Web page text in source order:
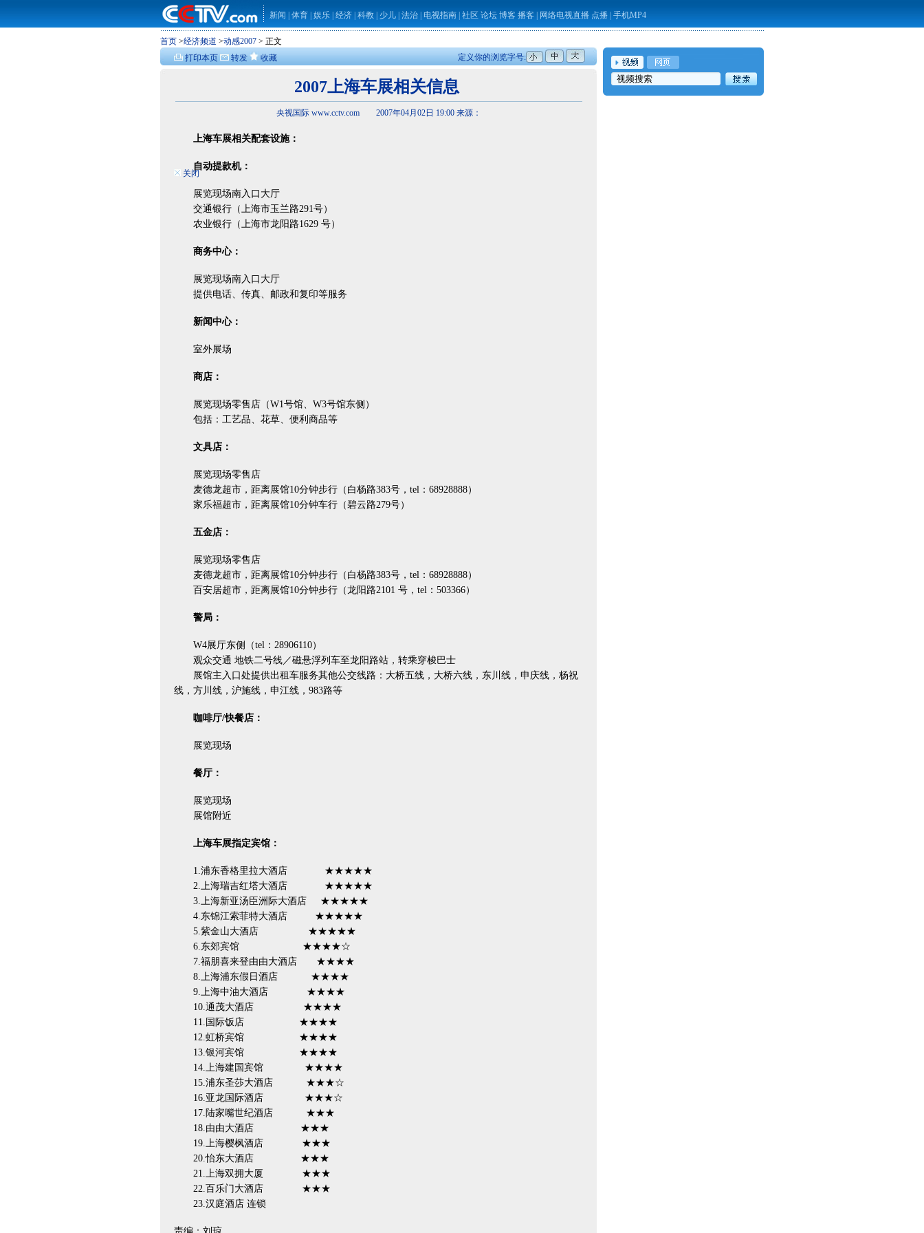
新闻 体育 娱乐 经济 科教 少儿 法治 电视指南 社区 论坛 博客 播客 网络电视直播 点播 手机MP4
首页 >经济频道 >动感2007 > 正文
打印本页
转发 收藏
关闭
定义你的浏览字号:
2007上海车展相关信息
央视国际 www.cctv.com 2007年04月02日 19:00 来源：
上海车展相关配套设施：
自动提款机：
展览现场南入口大厅
交通银行（上海市玉兰路291号）
农业银行（上海市龙阳路1629 号）
商务中心：
展览现场南入口大厅
提供电话、传真、邮政和复印等服务
新闻中心：
室外展场
商店：
展览现场零售店（W1号馆、W3号馆东侧）
包括：工艺品、花草、便利商品等
文具店：
展览现场零售店
麦德龙超市，距离展馆10分钟步行（白杨路383号，tel：68928888）
家乐福超市，距离展馆10分钟车行（碧云路279号）
五金店：
展览现场零售店
麦德龙超市，距离展馆10分钟步行（白杨路383号，tel：68928888）
百安居超市，距离展馆10分钟步行（龙阳路2101 号，tel：503366）
警局：
W4展厅东侧（tel：28906110）
观众交通 地铁二号线／磁悬浮列车至龙阳路站，转乘穿梭巴士
展馆主入口处提供出租车服务其他公交线路：大桥五线，大桥六线，东川线，申庆线，杨祝
线，方川线，沪施线，申江线，983路等
咖啡厅/快餐店：
展览现场
餐厅：
展览现场
展馆附近
上海车展指定宾馆：
1.浦东香格里拉大酒店 ★★★★★
2.上海瑞吉红塔大酒店 ★★★★★
3.上海新亚汤臣洲际大酒店 ★★★★★
4.东锦江索菲特大酒店 ★★★★★
5.紫金山大酒店 ★★★★★
6.东郊宾馆 ★★★★☆
7.福朋喜来登由由大酒店 ★★★★
8.上海浦东假日酒店 ★★★★
9.上海中油大酒店 ★★★★
10.通茂大酒店 ★★★★
11.国际饭店 ★★★★
12.虹桥宾馆 ★★★★
13.银河宾馆 ★★★★
14.上海建国宾馆 ★★★★
15.浦东圣莎大酒店 ★★★☆
16.亚龙国际酒店 ★★★☆
17.陆家嘴世纪酒店 ★★★
18.由由大酒店 ★★★
19.上海樱枫酒店 ★★★
20.怡东大酒店 ★★★
21.上海双拥大厦 ★★★
22.百乐门大酒店 ★★★
23.汉庭酒店 连锁